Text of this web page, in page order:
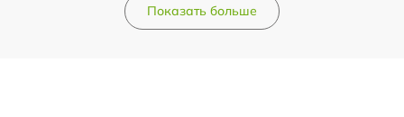
Показать больше